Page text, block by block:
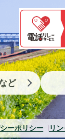
ど
ーポリシー リ